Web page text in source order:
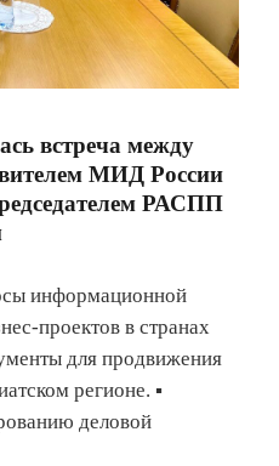
встреча между
МИД России
РАСПП
информационной
проектов в странах
для продвижения
регионе. ▪️
деловой